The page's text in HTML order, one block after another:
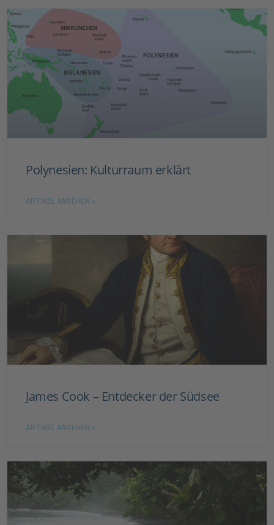
Polynesien: Kulturraum erklärt
ARTIKEL ANSEHEN »
James Cook – Entdecker der Südsee
ARTIKEL ANSEHEN »